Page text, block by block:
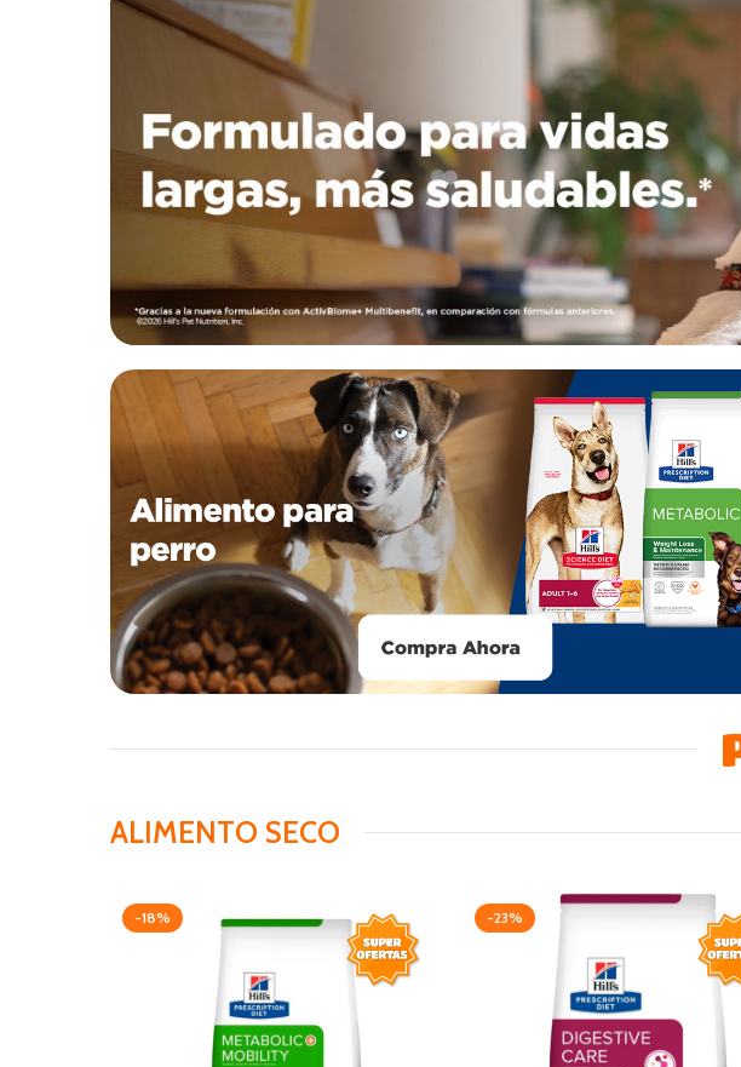
ALIMENTO SECO
-18% -23%